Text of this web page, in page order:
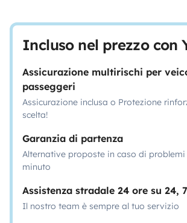
Incluso nel prezzo con
Assicurazione multirischi per
passeggeri
Assicurazione inclusa o Protezione
scelta!
Garanzia di partenza
Alternative proposte in caso di
minuto
Assistenza stradale 24 ore su 24,
Il nostro team è sempre al tuo servizio